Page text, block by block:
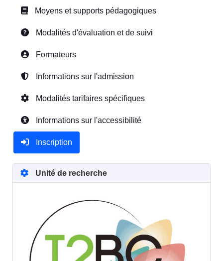
Moyens et supports pédagogiques
Modalités d'évaluation et de suivi
Formateurs
Informations sur l'admission
Modalités tarifaires spécifiques
Informations sur l'accessibilité
Inscription
Unité de recherche